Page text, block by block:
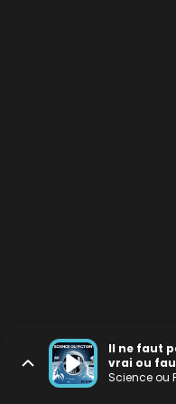
Il ne faut
vrai ou
Science ou